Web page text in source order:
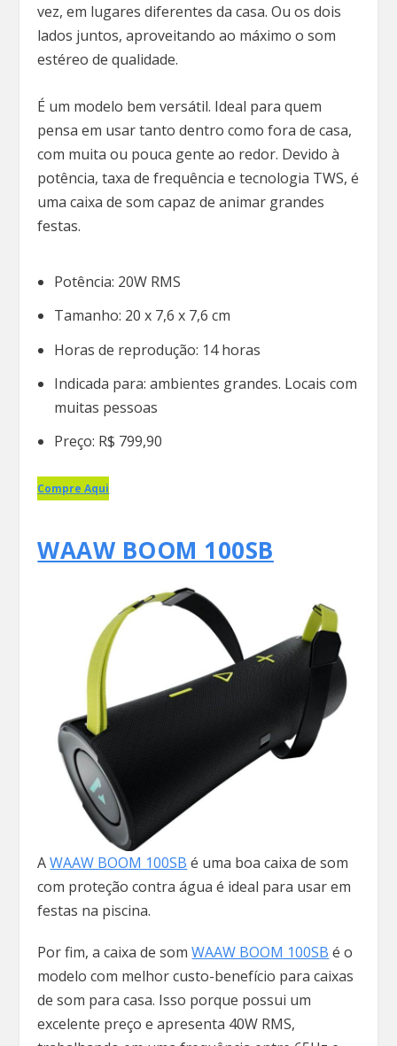
vez, em lugares diferentes da casa. Ou os dois
lados juntos, aproveitando ao máximo o som
estéreo de qualidade.
É um modelo bem versátil. Ideal para quem
pensa em usar tanto dentro como fora de casa,
com muita ou pouca gente ao redor. Devido à
potência, taxa de frequência e tecnologia TWS, é
uma caixa de som capaz de animar grandes
festas.
Potência: 20W RMS
Tamanho: 20 x 7,6 x 7,6 cm
Horas de reprodução: 14 horas
Indicada para: ambientes grandes. Locais com
muitas pessoas
Preço: R$ 799,90
Compre Aqui
WAAW BOOM 100SB
AWAAW BOOM 100SB é uma boa caixa de som
com proteção contra água é ideal para usar em
festas na piscina.
Por fim, a caixa de somWAAW BOOM 100SB é o
modelo com melhor custo-benefício para caixas
de som para casa. Isso porque possui um
excelente preço e apresenta 40W RMS,